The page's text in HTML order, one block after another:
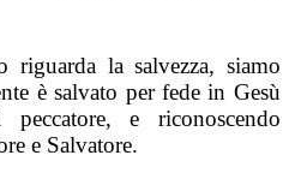
riguarda la salvezza, siamo
è salvato per fede in Gesù
peccatore, e riconoscendo
e Salvatore.